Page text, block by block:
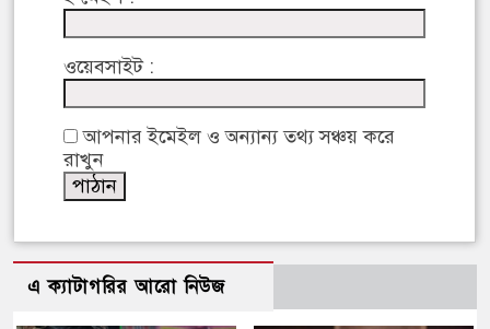
ওয়েবসাইট :
আপনার ইমেইল ও অন্যান্য তথ্য সঞ্চয় করে
রাখুন
এ ক্যাটাগরির আরো নিউজ